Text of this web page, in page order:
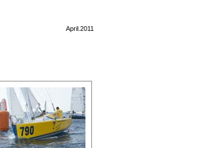
April.2011